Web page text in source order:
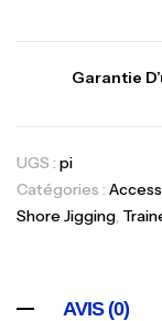
Garantie
UGS : pi
Catégories :
Shore Jigging,
AVIS (0)